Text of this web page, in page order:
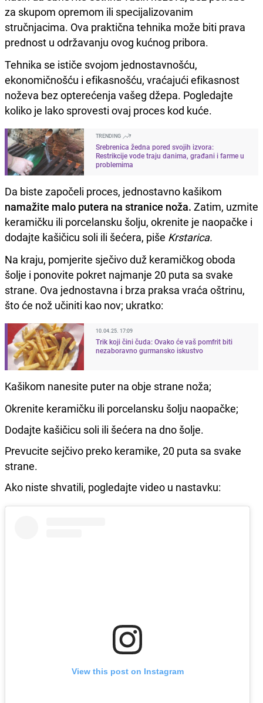
za skupom opremom ili specijalizovanim
stručnjacima. Ova praktična tehnika može biti prava
prednost u održavanju ovog kućnog pribora.
Tehnika se ističe svojom jednostavnošću,
ekonomičnošću i efikasnošću, vraćajući efikasnost
noževa bez opterećenja vašeg džepa. Pogledajte
koliko je lako sprovesti ovaj proces kod kuće.
TRENDING
Srebrenica žedna pored svojih izvora:
Restrikcije vode traju danima, građani i farme u
problemima
Da biste započeli proces, jednostavno kašikom
namažite malo putera na stranice noža. Zatim, uzmite
keramičku ili porcelansku šolju, okrenite je naopačke i
dodajte kašičicu soli ili šećera, piše Krstarica.
Na kraju, pomjerite sječivo duž keramičkog oboda
šolje i ponovite pokret najmanje 20 puta sa svake
strane. Ova jednostavna i brza praksa vraća oštrinu,
što će nož učiniti kao nov; ukratko:
10.04.25. 17:09
Trik koji čini čuda: Ovako će vaš pomfrit biti
nezaboravno gurmansko iskustvo
Kašikom nanesite puter na obje strane noža;
Okrenite keramičku ili porcelansku šolju naopačke;
Dodajte kašičicu soli ili šećera na dno šolje.
Prevucite sejčivo preko keramike, 20 puta sa svake
strane.
Ako niste shvatili, pogledajte video u nastavku:
View this post on Instagram